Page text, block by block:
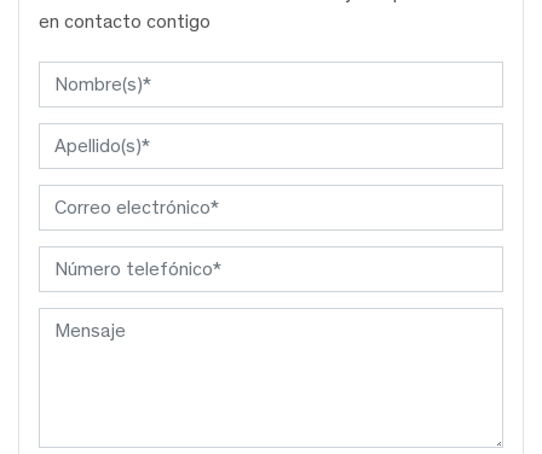
en contacto contigo